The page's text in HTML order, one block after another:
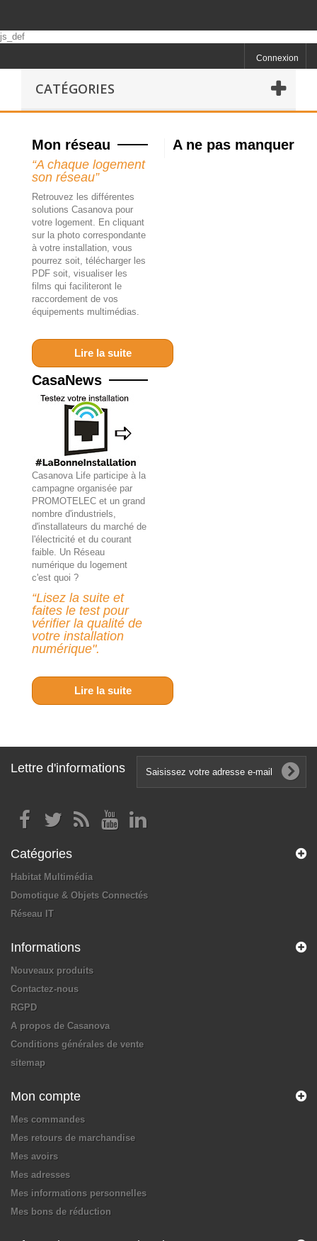
js_def
Connexion
CATÉGORIES
Mon réseau
“A chaque logement
son réseau”
Retrouvez les différentes
solutions Casanova pour
votre logement. En cliquant
sur la photo correspondante
à votre installation, vous
pourrez soit, télécharger les
PDF soit, visualiser les
films qui faciliteront le
raccordement de vos
équipements multimédias.
Lire la suite
CasaNews
Casanova Life participe à la
campagne organisée par
PROMOTELEC et un grand
nombre d'industriels,
d'installateurs du marché de
l'électricité et du courant
faible. Un Réseau
numérique du logement
c'est quoi ?
“Lisez la suite et
faites le test pour
vérifier la qualité de
votre installation
numérique".
Lire la suite
A ne pas manquer
Lettre d'informations
Catégories
Habitat Multimédia
Domotique & Objets Connectés
Réseau IT
Informations
Nouveaux produits
Contactez-nous
RGPD
A propos de Casanova
Conditions générales de vente
sitemap
Mon compte
Mes commandes
Mes retours de marchandise
Mes avoirs
Mes adresses
Mes informations personnelles
Mes bons de réduction